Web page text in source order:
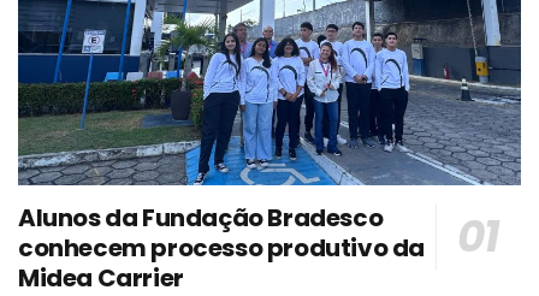
Alunos da Fundação Bradesco
conhecem processo produtivo da
Midea Carrier